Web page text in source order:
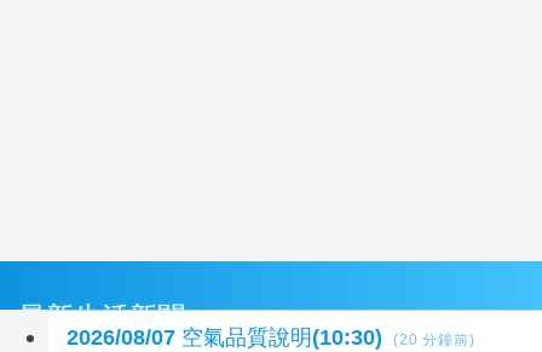
最新生活新聞
2026/08/07 空氣品質說明(10:30) (20 分鐘前)